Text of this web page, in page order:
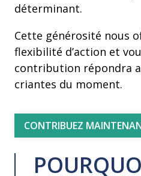
déterminant.
Cette générosité nous
flexibilité d’action et
contribution répondra
criantes du moment.
CONTRIBUEZ